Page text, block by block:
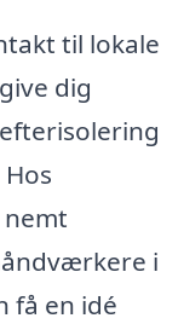
til lokale
dig
i
få en idé